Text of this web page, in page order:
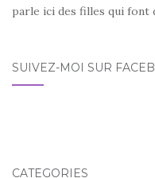
parle ici des filles qui font
SUIVEZ-MOI SUR
CATÉGORIES